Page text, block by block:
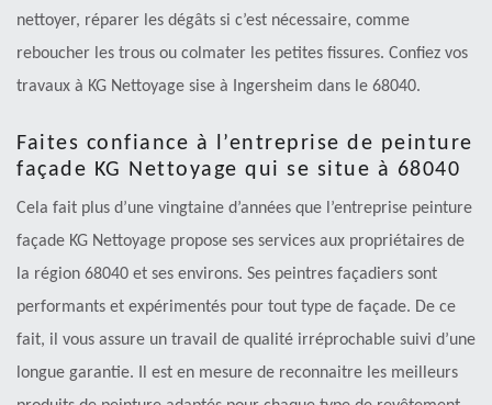
nettoyer, réparer les dégâts si c’est nécessaire, comme
reboucher les trous ou colmater les petites fissures. Confiez vos
travaux à KG Nettoyage sise à Ingersheim dans le 68040.
Faites confiance à l’entreprise de peinture
façade KG Nettoyage qui se situe à 68040
Cela fait plus d’une vingtaine d’années que l’entreprise peinture
façade KG Nettoyage propose ses services aux propriétaires de
la région 68040 et ses environs. Ses peintres façadiers sont
performants et expérimentés pour tout type de façade. De ce
fait, il vous assure un travail de qualité irréprochable suivi d’une
longue garantie. Il est en mesure de reconnaitre les meilleurs